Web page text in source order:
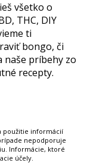
všetko o
THC, DIY
ti
bongo, či
naše príbehy zo
recepty.
použitie informácií
nepodporuje
Informácie, ktoré
účely.